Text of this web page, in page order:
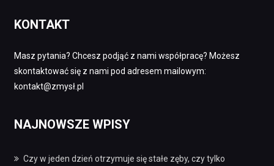
KONTAKT
Masz pytania? Chcesz podjąć z nami współpracę? Możesz
skontaktować się z nami pod adresem mailowym:
kontakt@zmysł.pl
NAJNOWSZE WPISY
Czy w jeden dzień otrzymuje się stałe zęby, czy tylko